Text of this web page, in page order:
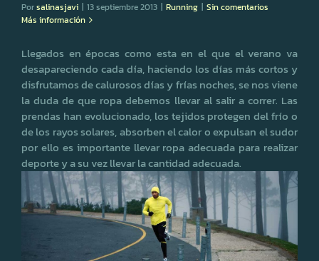
Porsalinasjavi | 13 septiembre 2013 | Running | Sin comentarios
Más información
Llegados en épocas como esta en el que el verano va
desapareciendo cada día, haciendo los días más cortos y
disfrutamos de calurosos días y frías noches, se nos viene
la duda de que ropa debemos llevar al salir a correr. Las
prendas han evolucionado, los tejidos protegen del frío o
de los rayos solares, absorben el calor o expulsan el sudor
por ello es importante llevar ropa adecuada para realizar
deporte y a su vez llevar la cantidad adecuada.